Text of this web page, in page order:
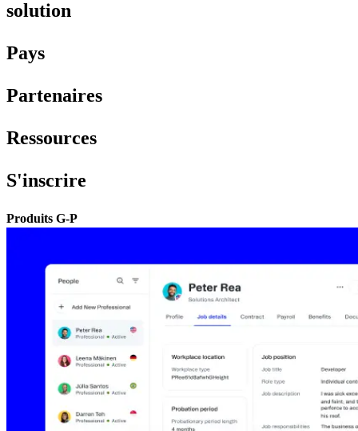
solution​​
Pays​​
Partenaires​​
Ressources​​
S'inscrire​​
Produits G-P​​